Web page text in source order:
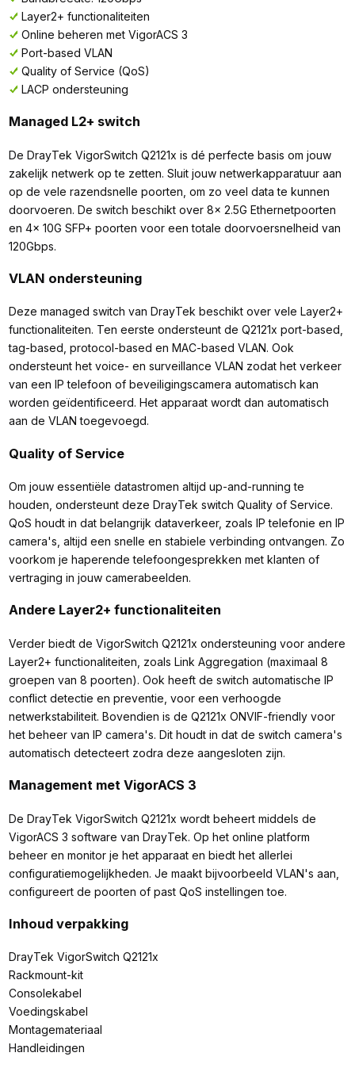
Layer2+ functionaliteiten
Online beheren met VigorACS 3
Port-based VLAN
Quality of Service (QoS)
LACP ondersteuning
Managed L2+ switch
De DrayTek VigorSwitch Q2121x is dé perfecte basis om jouw
zakelijk netwerk op te zetten. Sluit jouw netwerkapparatuur aan
op de vele razendsnelle poorten, om zo veel data te kunnen
doorvoeren. De switch beschikt over 8x 2.5G Ethernetpoorten
en 4x 10G SFP+ poorten voor een totale doorvoersnelheid van
120Gbps.
VLAN ondersteuning
Deze managed switch van DrayTek beschikt over vele Layer2+
functionaliteiten. Ten eerste ondersteunt de Q2121x port-based,
tag-based, protocol-based en MAC-based VLAN. Ook
ondersteunt het voice- en surveillance VLAN zodat het verkeer
van een IP telefoon of beveiligingscamera automatisch kan
worden geïdentificeerd. Het apparaat wordt dan automatisch
aan de VLAN toegevoegd.
Quality of Service
Om jouw essentiële datastromen altijd up-and-running te
houden, ondersteunt deze DrayTek switch Quality of Service.
QoS houdt in dat belangrijk dataverkeer, zoals IP telefonie en IP
camera's, altijd een snelle en stabiele verbinding ontvangen. Zo
voorkom je haperende telefoongesprekken met klanten of
vertraging in jouw camerabeelden.
Andere Layer2+ functionaliteiten
Verder biedt de VigorSwitch Q2121x ondersteuning voor andere
Layer2+ functionaliteiten, zoals Link Aggregation (maximaal 8
groepen van 8 poorten). Ook heeft de switch automatische IP
conflict detectie en preventie, voor een verhoogde
netwerkstabiliteit. Bovendien is de Q2121x ONVIF-friendly voor
het beheer van IP camera's. Dit houdt in dat de switch camera's
automatisch detecteert zodra deze aangesloten zijn.
Management met VigorACS 3
De DrayTek VigorSwitch Q2121x wordt beheert middels de
VigorACS 3 software van DrayTek. Op het online platform
beheer en monitor je het apparaat en biedt het allerlei
configuratiemogelijkheden. Je maakt bijvoorbeeld VLAN's aan,
configureert de poorten of past QoS instellingen toe.
Inhoud verpakking
DrayTek VigorSwitch Q2121x
Rackmount-kit
Consolekabel
Voedingskabel
Montagemateriaal
Handleidingen